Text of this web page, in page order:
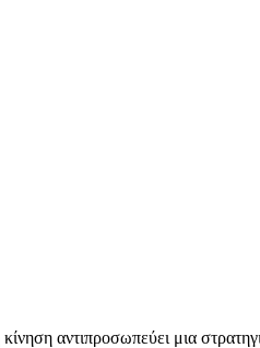
αντιπροσωπεύει μια